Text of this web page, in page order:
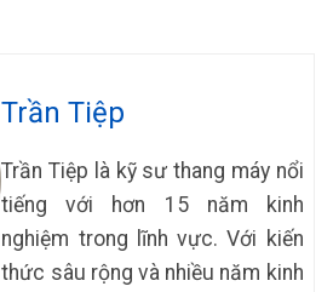
Trần Tiệp
Trần Tiệp là kỹ sư thang máy nổi
tiếng với hơn 15 năm kinh
nghiệm trong lĩnh vực. Với kiến
thức sâu rộng và nhiều năm kinh